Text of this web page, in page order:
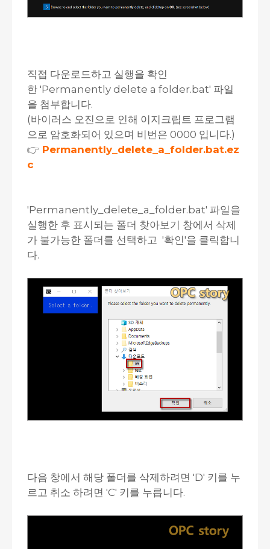
직접 다운로드하고 실행을 확인
한 'Permanently delete a folder.bat' 파일
을 첨부합니다.
(바이러스 오진으로 인해 이지크립트 프로그램
으로 암호화되어 있으며 비번은 0000 입니다.)
👉 Permanently_delete_a_folder.bat.ez
c
'Permanently_delete_a_folder.bat' 파일을
실행한 후 표시되는 폴더 찾아보기 창에서 삭제
가 불가능한 폴더를 선택하고 '확인'을 클릭합니
다.
다음 창에서 해당 폴더를 삭제하려면 'D' 키를 누
르고 취소 하려면 'C' 키를 누릅니다.